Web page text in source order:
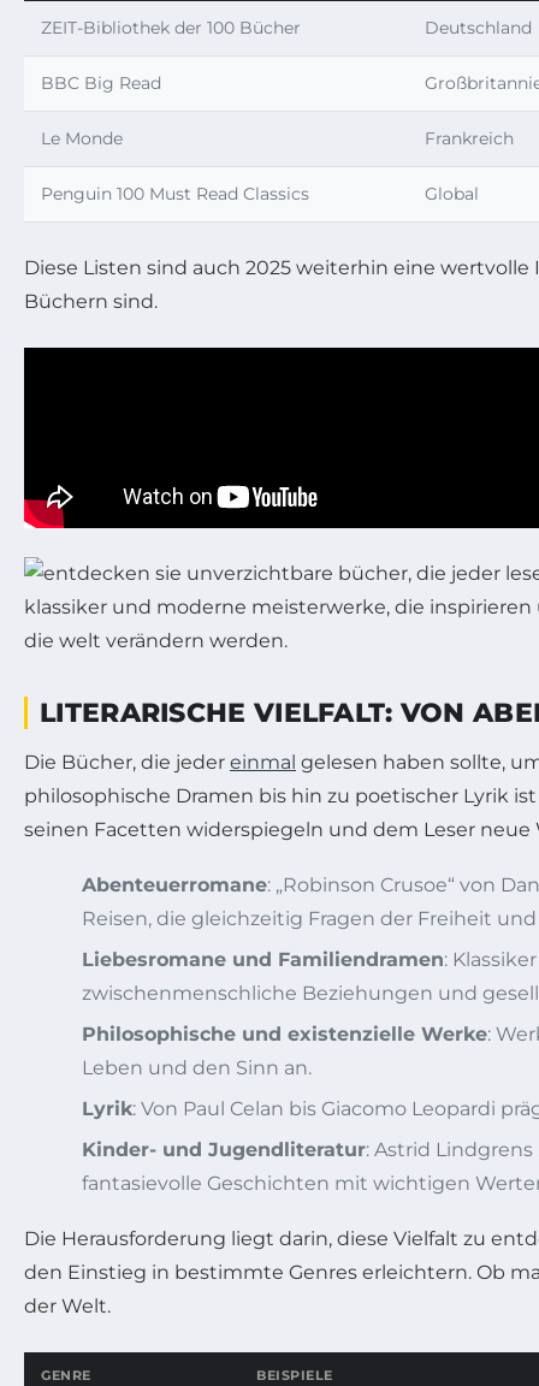
ZEIT-Bibliothek der 100 Bücher Deutschland
BBC Big Read
Le Monde Frankreich
Penguin 100 Must Read Classics Global
Diese Listen sind auch 2025 weiterhin eine
Büchern sind.
LITERARISCHE VIELFALT: VON
Die Bücher, die jeder einmal gelesen haben sollte,
philosophische Dramen bis hin zu poetischer Lyrik
seinen Facetten widerspiegeln und dem Leser neue
Abenteuerromane: „Robinson Crusoe“ von
Reisen, die gleichzeitig Fragen der Freiheit
Liebesromane und Familiendramen:
zwischenmenschliche Beziehungen und
Philosophische und existenzielle Werke:
Leben und den Sinn an.
Lyrik: Von Paul Celan bis Giacomo Leopardi
Kinder- und Jugendliteratur: Astrid
fantasievolle Geschichten mit wichtigen
Die Herausforderung liegt darin, diese Vielfalt zu
den Einstieg in bestimmte Genres erleichtern. Ob
der Welt.
GENRE BEISPIELE